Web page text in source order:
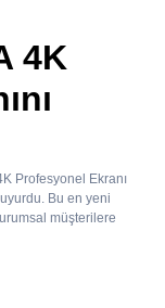
4K
Profesyonel Ekranı
Bu en yeni
müşterilere